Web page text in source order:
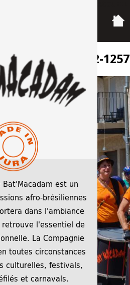
Bat'Macadam est un
afro-brésiliennes
dans l'ambiance
l'essentiel de
La Compagnie
toutes circonstances
culturelles, festivals,
et carnavals.
MR prise 2-1257